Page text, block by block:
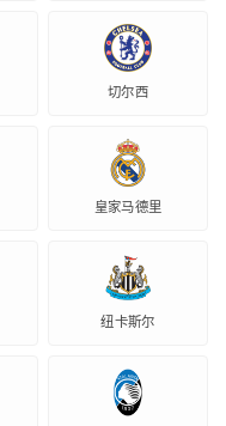
切尔西
皇家马德里
纽卡斯尔